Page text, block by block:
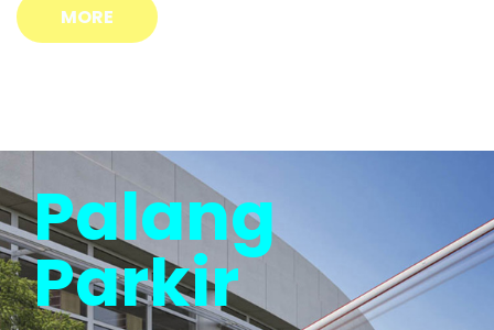
MORE
Palang
Parkir